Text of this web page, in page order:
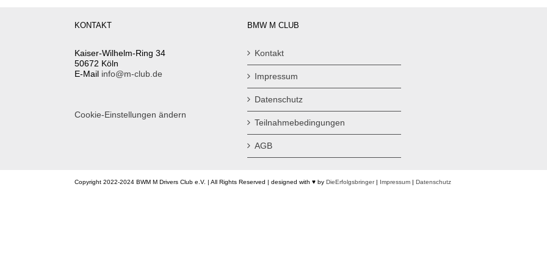
KONTAKT
Kaiser-Wilhelm-Ring 34
50672 Köln
E-Mail info@m-club.de
Cookie-Einstellungen ändern
BMW M CLUB
Kontakt
Impressum
Datenschutz
Teilnahmebedingungen
AGB
Copyright 2022-2024 BWM M Drivers Club e.V. | All Rights Reserved | designed with ♥ by DieErfolgsbringer| Impressum | Datenschutz